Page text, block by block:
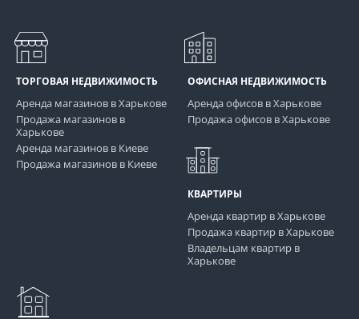
ТОРГОВАЯ НЕДВИЖИМОСТЬ
Аренда магазинов в Харькове
Продажа магазинов в
Харькове
Аренда магазинов в Киеве
Продажа магазинов в Киеве
ОФИСНАЯ НЕДВИЖИМОСТЬ
Аренда офисов в Харькове
Продажа офисов в Харькове
КВАРТИРЫ
Аренда квартир в Харькове
Продажа квартир в Харькове
Владельцам квартир в
Харькове